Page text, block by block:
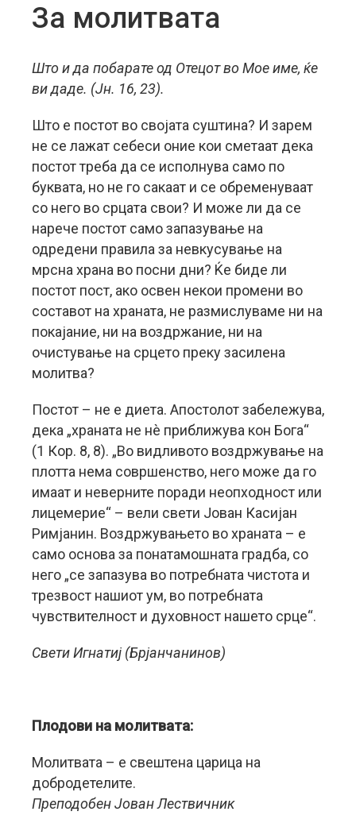
За молитвата
Што и да побарате од Отецот во Мое име, ќе
ви даде. (Јн. 16, 23).
Што е постот во својата суштина? И зарем
не се лажат себеси оние кои сметаат дека
постот треба да се исполнува само по
буквата, но не го сакаат и се обременуваат
со него во срцата свои? И може ли да се
нарече постот само запазување на
одредени правила за невкусување на
мрсна храна во посни дни? Ќе биде ли
постот пост, ако освен некои промени во
составот на храната, не размислуваме ни на
покајание, ни на воздржание, ни на
очистување на срцето преку засилена
молитва?
Постот – не е диета. Апостолот забележува,
дека „храната не нè приближува кон Бога“
(1 Кор. 8, 8). „Во видливото воздржување на
плотта нема совршенство, него може да го
имаат и неверните поради неопходност или
лицемерие“ – вели свети Јован Касијан
Римјанин. Воздржувањето во храната – е
само основа за понатамошната градба, со
него „се запазува во потребната чистота и
трезвост нашиот ум, во потребната
чувствителност и духовност нашето срце“.
Свети Игнатиј (Брјанчанинов)
Плодови на молитвата:
Молитвата – е свештена царица на
добродетелите.
Преподобен Јован Лествичник